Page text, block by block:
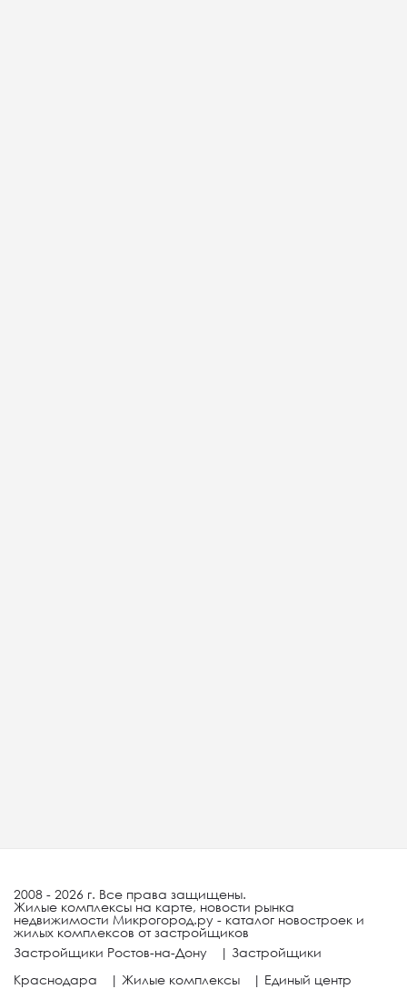
2008 - 2026 г. Все права защищены.
Жилые комплексы на карте, новости рынка
недвижимости Микрогород.ру - каталог новостроек и
жилых комплексов от застройщиков
Застройщики Ростов-на-Дону
| Застройщики
Краснодара
| Жилые комплексы | Единый центр